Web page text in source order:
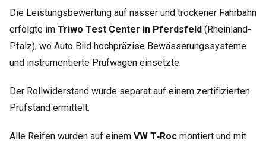
Die Leistungsbewertung auf nasser und trockener Fahrbahn
erfolgte im Triwo Test Center in Pferdsfeld (Rheinland-
Pfalz), wo Auto Bild hochpräzise Bewässerungssysteme
und instrumentierte Prüfwagen einsetzte.
Der Rollwiderstand wurde separat auf einem zertifizierten
Prüfstand ermittelt.
Alle Reifen wurden auf einem VW T‑Roc montiert und mit